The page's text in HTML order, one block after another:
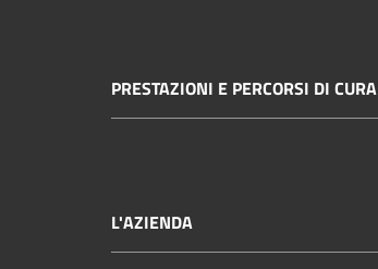
PRESTAZIONI E PERCORSI DI CURA
L'AZIENDA